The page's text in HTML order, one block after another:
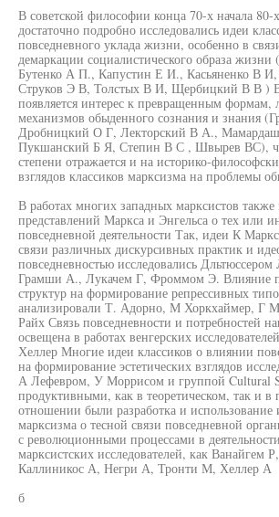
В советской философии конца 70-х начала
достаточно подробно исследовались идеи
повседневного уклада жизни, особенно в
демаркации социалистического образа
Бутенко А П., Капустин Е И., Касьяненко В
Струков Э В, Толстых В И, Щербицкий В В )
появляется интерес к превращенным
механизмов обыденного сознания и знания
Дробницкий О Г, Лекторский В А.,
Пукшанский Б Я, Степин В С , Швырев ВС),
степени отражается и на историко-
взглядов классиков марксизма на проблемы
В работах многих западных марксистов также
представлений Маркса и Энгельса о тех или
повседневной деятельности Так, идеи К
связи различных дискурсивных практик и
повседневностью исследовались
Грамши А., Лукачем Г, Фроммом Э. Влияние
структур на формирование репрессивных
анализировали Т. Адорно, М Хоркхаймер, Г
Райх Связь повседневности и потребностей
освещена в работах венгерских
Хеллер Многие идеи классиков о влиянии
на формирование эстетических взглядов
А Лефевром, У Моррисом и группой Cultural
продуктивными, как в теоретическом, так и в
отношении были разработка и использование
марксизма о тесной связи повседневной
с революционными процессами в
марксистских исследователей, как Ванайгем
Каллиникос А, Негри А, Тронти М, Хеллер А
б